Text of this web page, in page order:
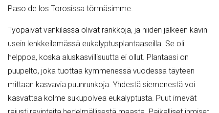
Paso de los Torosissa törmäsimme.
Työpäivät vankilassa olivat rankkoja, ja niiden jälkeen kävin
usein lenkkeilemässä eukalyptusplantaaseilla. Se oli
helppoa, koska aluskasvillisuutta ei ollut. Plantaasi on
puupelto, joka tuottaa kymmenessä vuodessa täyteen
mittaan kasvavia puunrunkoja. Yhdestä siemenestä voi
kasvattaa kolme sukupolvea eukalyptusta. Puut imevät